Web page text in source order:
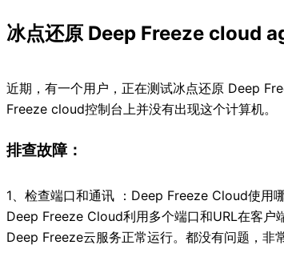
冰点还原 Deep Freeze cloud
近期，有一个用户，正在测试冰点还原 Deep
Freeze cloud控制台上并没有出现这个计算机。
排查故障：
1、检查端口和通讯 ：Deep Freeze Cloud使用
Deep Freeze Cloud利用多个端口和URL在客户
Deep Freeze云服务正常运行。都没有问题，非